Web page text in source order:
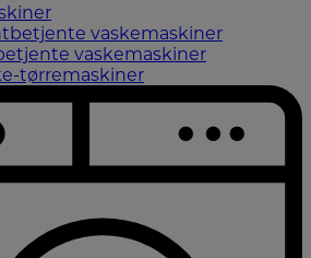
vaskemaskiner
vaskemaskiner
tørremaskiner